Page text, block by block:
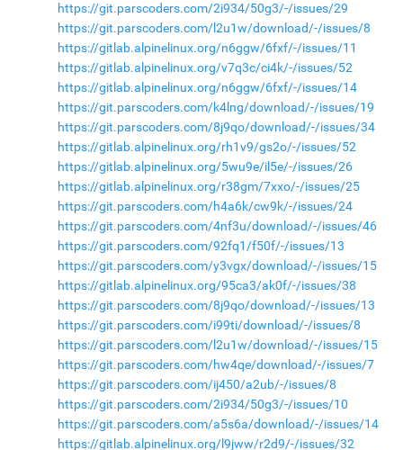
https://git.parscoders.com/2i934/50g3/-/issues/29
https://git.parscoders.com/l2u1w/download/-/issues/8
https://gitlab.alpinelinux.org/n6ggw/6fxf/-/issues/11
https://gitlab.alpinelinux.org/v7q3c/ci4k/-/issues/52
https://gitlab.alpinelinux.org/n6ggw/6fxf/-/issues/14
https://git.parscoders.com/k4lng/download/-/issues/19
https://git.parscoders.com/8j9qo/download/-/issues/34
https://gitlab.alpinelinux.org/rh1v9/gs2o/-/issues/52
https://gitlab.alpinelinux.org/5wu9e/il5e/-/issues/26
https://gitlab.alpinelinux.org/r38gm/7xxo/-/issues/25
https://git.parscoders.com/h4a6k/cw9k/-/issues/24
https://git.parscoders.com/4nf3u/download/-/issues/46
https://git.parscoders.com/92fq1/f50f/-/issues/13
https://git.parscoders.com/y3vgx/download/-/issues/15
https://gitlab.alpinelinux.org/95ca3/ak0f/-/issues/38
https://git.parscoders.com/8j9qo/download/-/issues/13
https://git.parscoders.com/i99ti/download/-/issues/8
https://git.parscoders.com/l2u1w/download/-/issues/15
https://git.parscoders.com/hw4qe/download/-/issues/7
https://git.parscoders.com/ij450/a2ub/-/issues/8
https://git.parscoders.com/2i934/50g3/-/issues/10
https://git.parscoders.com/a5s6a/download/-/issues/14
https://gitlab.alpinelinux.org/l9jww/r2d9/-/issues/32